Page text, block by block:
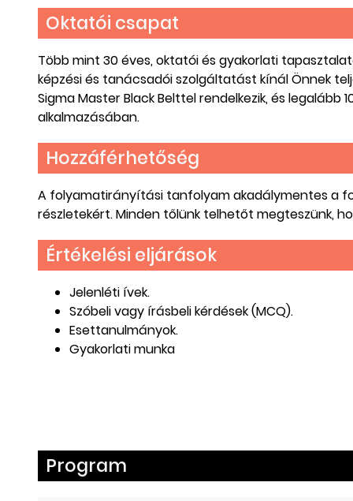
Oktatói csapat
Több mint 30 éves, oktatói és gyakorlati
képzési és tanácsadói szolgáltatást kínál Önnek
Sigma Master Black Belttel rendelkezik, és
alkalmazásában.
Hozzáférhetőség
A folyamatirányítási tanfolyam akadálymentes a
részletekért. Minden tőlünk telhetőt megteszünk,
Értékelési eljárások
Jelenléti ívek.
Szóbeli vagy írásbeli kérdések (MCQ).
Esettanulmányok.
Gyakorlati munka
Program